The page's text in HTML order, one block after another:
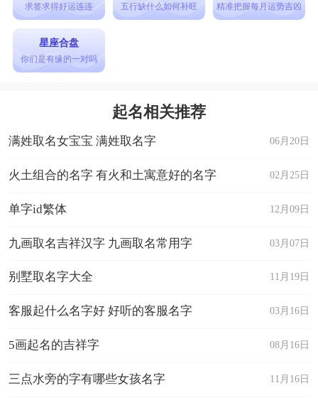
求签求得好运连连 五行缺什么如何补旺 精准把握每月运势吉凶
星座合盘
你们是有缘的一对吗
起名相关推荐
06月20日
满姓取名女宝宝 满姓取名字
02月25日
火土组合的名字 有火和土寓意好的名字
12月09日
单字id繁体
03月07日
九画取名吉祥汉字 九画取名常用字
11月19日
别墅取名字大全
03月16日
客服起什么名字好 好听的客服名字
08月16日
5画起名的吉祥字
11月16日
三点水旁的字有哪些女孩名字